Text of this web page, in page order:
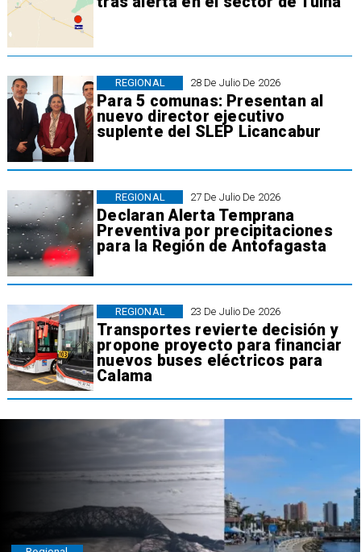
28 De Julio De 2026
Para 5 comunas: Presentan al
nuevo director ejecutivo
suplente del SLEP Licancabur
REGIONAL
27 De Julio De 2026
Declaran Alerta Temprana
Preventiva por precipitaciones
para la Región de Antofagasta
REGIONAL
23 De Julio De 2026
Transportes revierte decisión y
propone proyecto para financiar
nuevos buses eléctricos para
Calama
REGIONAL